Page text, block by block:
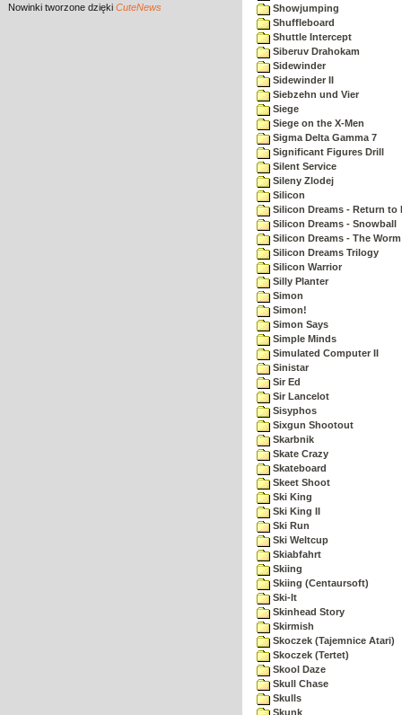
Nowinki tworzone dzięki CuteNews
Showjumping
Shuffleboard
Shuttle Intercept
Siberuv Drahokam
Sidewinder
Sidewinder II
Siebzehn und Vier
Siege
Siege on the X-Men
Sigma Delta Gamma 7
Significant Figures Drill
Silent Service
Sileny Zlodej
Silicon
Silicon Dreams - Return to
Silicon Dreams - Snowball
Silicon Dreams - The
Silicon Dreams Trilogy
Silicon Warrior
Silly Planter
Simon
Simon!
Simon Says
Simple Minds
Simulated Computer II
Sinistar
Sir Ed
Sir Lancelot
Sisyphos
Sixgun Shootout
Skarbnik
Skate Crazy
Skateboard
Skeet Shoot
Ski King
Ski King II
Ski Run
Ski Weltcup
Skiabfahrt
Skiing
Skiing (Centaursoft)
Ski-It
Skinhead Story
Skirmish
Skoczek (Tajemnice Atari)
Skoczek (Tertet)
Skool Daze
Skull Chase
Skulls
Skunk